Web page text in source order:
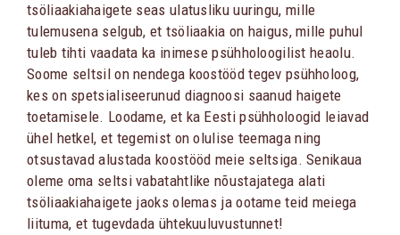
tsöliaakiahaigete seas ulatusliku uuringu, mille
tulemusena selgub, et tsöliaakia on haigus, mille puhul
tuleb tihti vaadata ka inimese psühholoogilist heaolu.
Soome seltsil on nendega koostööd tegev psühholoog,
kes on spetsialiseerunud diagnoosi saanud haigete
toetamisele. Loodame, et ka Eesti psühholoogid leiavad
ühel hetkel, et tegemist on olulise teemaga ning
otsustavad alustada koostööd meie seltsiga. Senikaua
oleme oma seltsi vabatahtlike nõustajatega alati
tsöliaakiahaigete jaoks olemas ja ootame teid meiega
liituma, et tugevdada ühtekuuluvustunnet!